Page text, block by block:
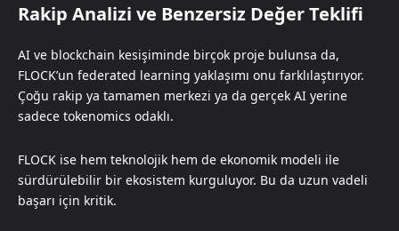
Rakip Analizi ve Benzersiz Değer Teklifi
AI ve blockchain kesişiminde birçok proje bulunsa da,
FLOCK’un federated learning yaklaşımı onu farklılaştırıyor.
Çoğu rakip ya tamamen merkezi ya da gerçek AI yerine
sadece tokenomics odaklı.
FLOCK ise hem teknolojik hem de ekonomik modeli ile
sürdürülebilir bir ekosistem kurguluyor. Bu da uzun vadeli
başarı için kritik.